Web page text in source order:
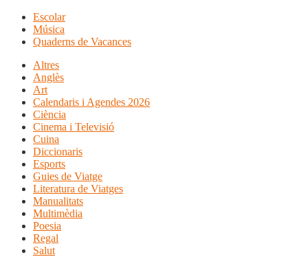
Escolar
Música
Quaderns de Vacances
Altres
Anglès
Art
Calendaris i Agendes 2026
Ciència
Cinema i Televisió
Cuina
Diccionaris
Esports
Guies de Viatge
Literatura de Viatges
Manualitats
Multimèdia
Poesia
Regal
Salut